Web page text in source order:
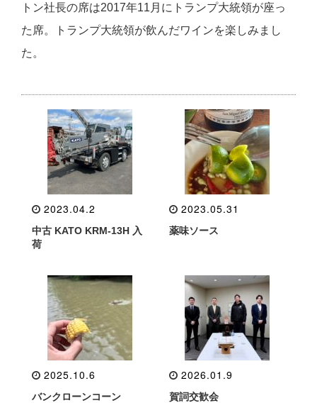
トン社長の席は2017年11月にトランプ大統領が座っ
た席。トランプ大統領が飲んだワインを楽しみまし
た。
2023.04.2
中古 KATO KRM-13H 入
荷
2023.05.31
薬味ソース
2025.10.6
バンクローンコーン
2026.01.9
賀詞交歓会